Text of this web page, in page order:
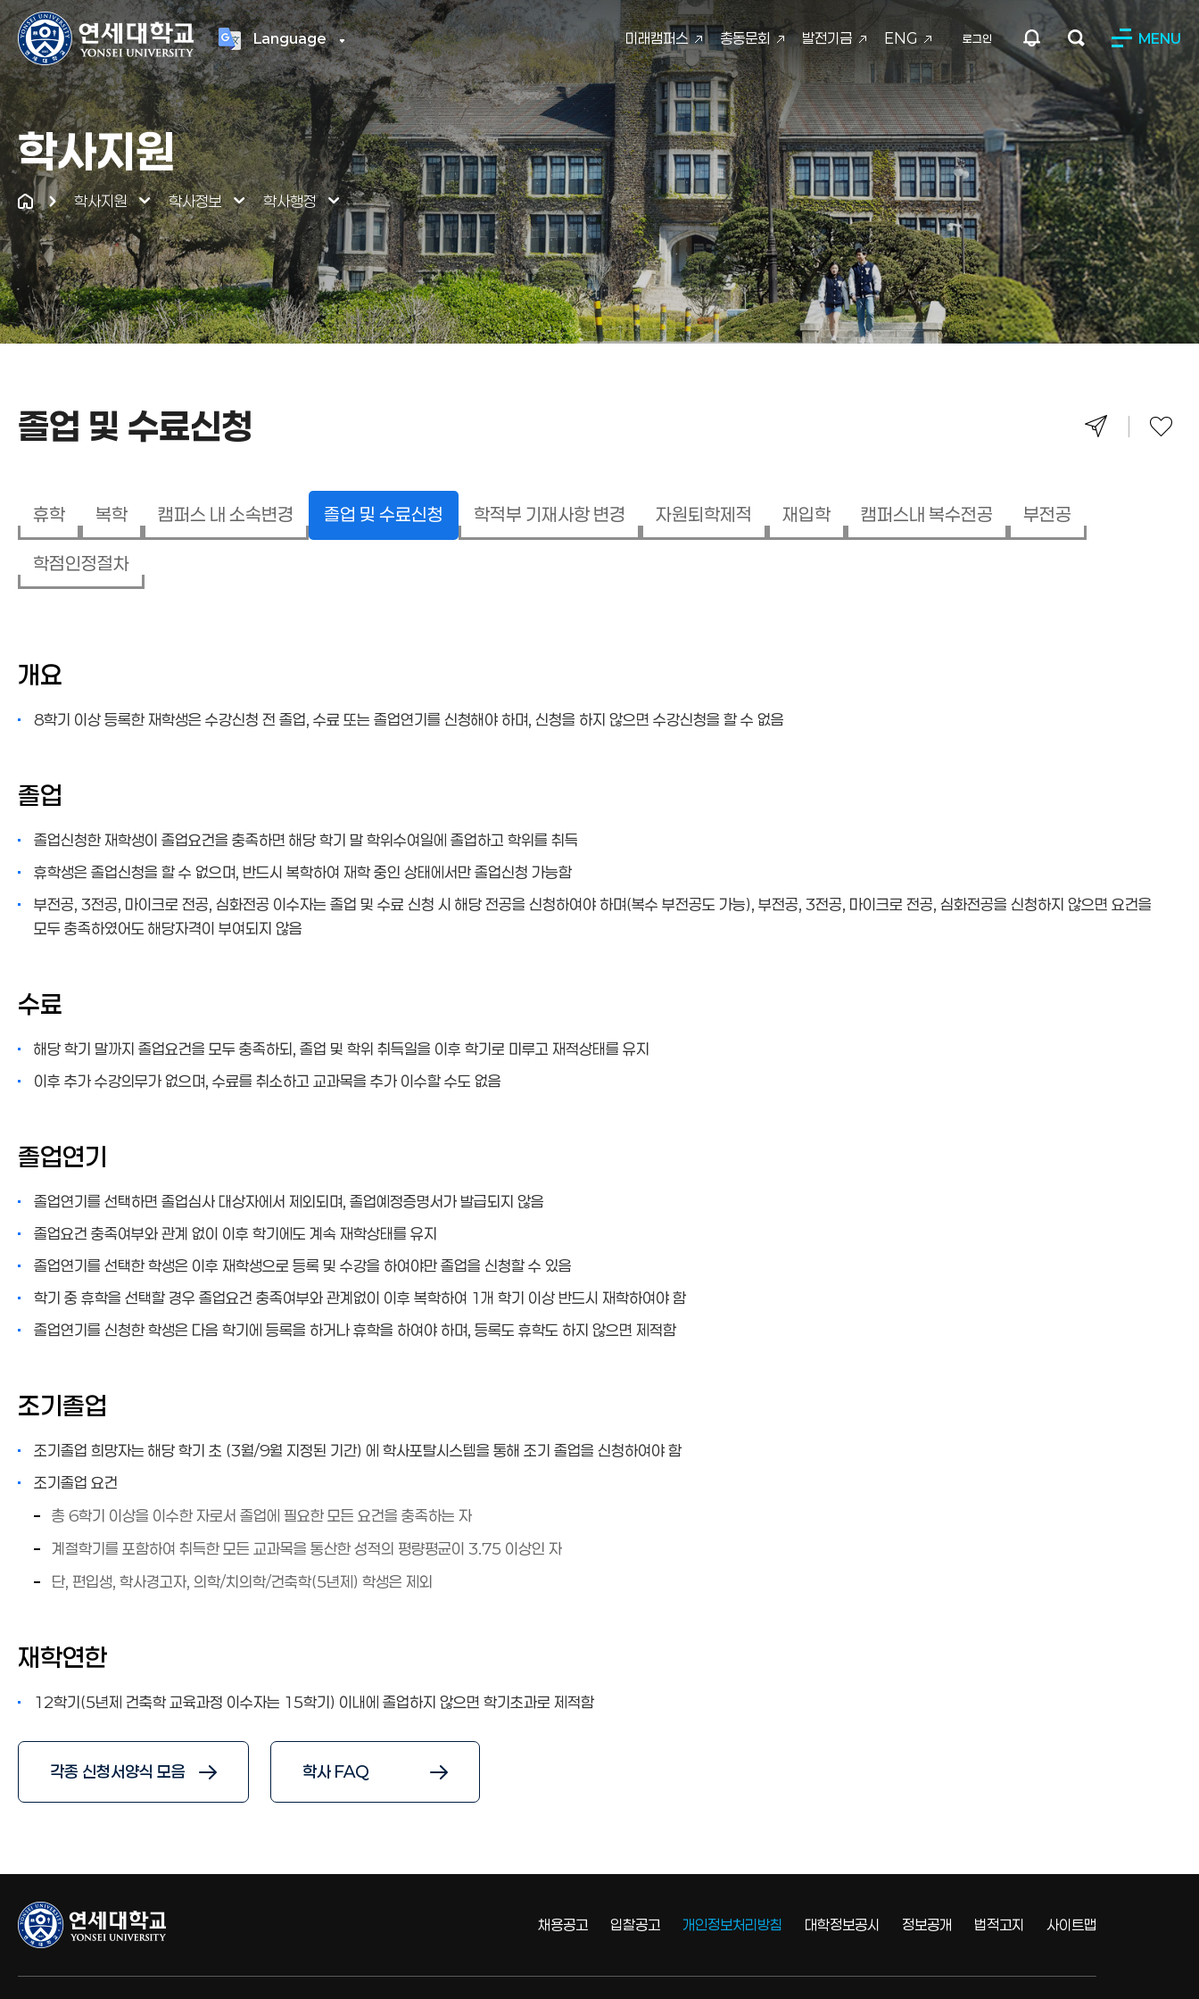
Language 미래캠퍼스 총동문회 발전기금 ENG 로그인 MENU
연세대학교통합검색
학사지원
학사지원 학사정보 학사행정
졸업 및 수료신청
휴학 복학 캠퍼스 내 소속변경 졸업 및 수료신청 학적부 기재사항 변경 자원퇴학제적 재입학 캠퍼스내 복수전공 부전공
학점인정절차
개요
8학기 이상 등록한 재학생은 수강신청 전 졸업, 수료 또는 졸업연기를 신청해야 하며, 신청을 하지 않으면 수강신청을 할 수 없음
졸업
졸업신청한 재학생이 졸업요건을 충족하면 해당 학기 말 학위수여일에 졸업하고 학위를 취득
휴학생은 졸업신청을 할 수 없으며, 반드시 복학하여 재학 중인 상태에서만 졸업신청 가능함
부전공, 3전공, 마이크로 전공, 심화전공 이수자는 졸업 및 수료 신청 시 해당 전공을 신청하여야 하며(복수 부전공도 가능), 부전공, 3전공, 마이크로 전공, 심화전공을 신청하지 않으면 요건을
모두 충족하였어도 해당자격이 부여되지 않음
수료
해당 학기 말까지 졸업요건을 모두 충족하되, 졸업 및 학위 취득일을 이후 학기로 미루고 재적상태를 유지
이후 추가 수강의무가 없으며, 수료를 취소하고 교과목을 추가 이수할 수도 없음
졸업연기
졸업연기를 선택하면 졸업심사 대상자에서 제외되며, 졸업예정증명서가 발급되지 않음
졸업요건 충족여부와 관계 없이 이후 학기에도 계속 재학상태를 유지
졸업연기를 선택한 학생은 이후 재학생으로 등록 및 수강을 하여야만 졸업을 신청할 수 있음
학기 중 휴학을 선택할 경우 졸업요건 충족여부와 관계없이 이후 복학하여 1개 학기 이상 반드시 재학하여야 함
졸업연기를 신청한 학생은 다음 학기에 등록을 하거나 휴학을 하여야 하며, 등록도 휴학도 하지 않으면 제적함
조기졸업
조기졸업 희망자는 해당 학기 초 (3월/9월 지정된 기간) 에 학사포탈시스템을 통해 조기 졸업을 신청하여야 함
조기졸업 요건
총 6학기 이상을 이수한 자로서 졸업에 필요한 모든 요건을 충족하는 자
계절학기를 포함하여 취득한 모든 교과목을 통산한 성적의 평량평균이 3.75 이상인 자
단, 편입생, 학사경고자, 의학/치의학/건축학(5년제) 학생은 제외
재학연한
12학기(5년제 건축학 교육과정 이수자는 15학기) 이내에 졸업하지 않으면 학기초과로 제적함
각종 신청서양식 모음 학사 FAQ
채용공고 입찰공고 개인정보처리방침 대학정보공시 정보공개 법적고지 사이트맵